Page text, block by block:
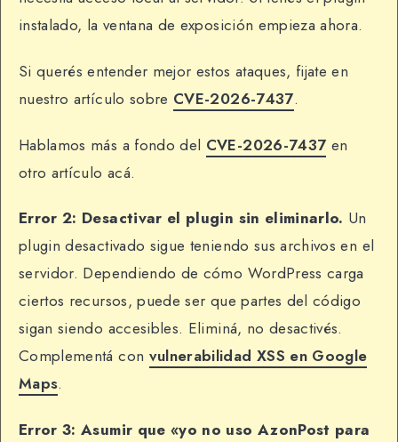
instalado, la ventana de exposición empieza ahora.
Si querés entender mejor estos ataques, fijate en
nuestro artículo sobre CVE-2026-7437.
Hablamos más a fondo del CVE-2026-7437 en
otro artículo acá.
Error 2: Desactivar el plugin sin eliminarlo. Un
plugin desactivado sigue teniendo sus archivos en el
servidor. Dependiendo de cómo WordPress carga
ciertos recursos, puede ser que partes del código
sigan siendo accesibles. Eliminá, no desactivés.
Complementá con vulnerabilidad XSS en Google
Maps.
Error 3: Asumir que «yo no uso AzonPost para